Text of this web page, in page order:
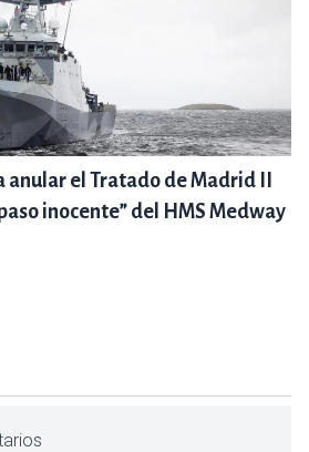
anular el Tratado de Madrid II
inocente” del HMS Medway